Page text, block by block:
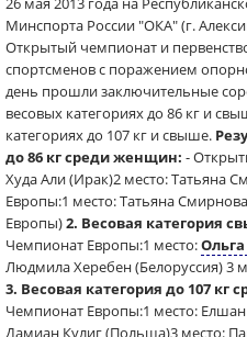
Минспорта России "ОКА" (г.
Открытый чемпионат и
спортсменов с поражением
день прошли заключительные
весовых категориях до 86 кг и
категориях до 107 кг и свыше.
до 86 кг среди женщин: -
Худа Али (Ирак)2 место: Татьяна
Европы:1 место: Татьяна
Европы)2. Весовая категория
Чемпионат Европы:1 место:
Людмила Херебен (Белоруссия) 3
3. Весовая категория до 107 кг
Чемпионат Европы:1 место:
Дамиан Кулиг (Польша)3 место: